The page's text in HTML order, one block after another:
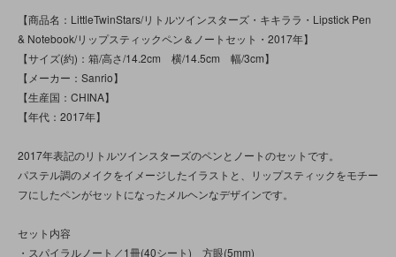
【商品名：LittleTwinStars/リトルツインスターズ・キキララ・Lipstick Pen
& Notebook/リップスティックペン＆ノートセット・2017年】
【サイズ(約)：箱/高さ/14.2cm 横/14.5cm 幅/3cm】
【メーカー：Sanrio】
【生産国：CHINA】
【年代：2017年】
2017年表記のリトルツインスターズのペンとノートのセットです。
パステル調のメイクをイメージしたイラストと、リップスティックをモチー
フにしたペンがセットになったメルヘンなデザインです。
セット内容
・スパイラルノート／1冊(40シート) 方眼(5mm)